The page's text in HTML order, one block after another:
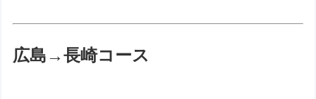
広島→長崎コース